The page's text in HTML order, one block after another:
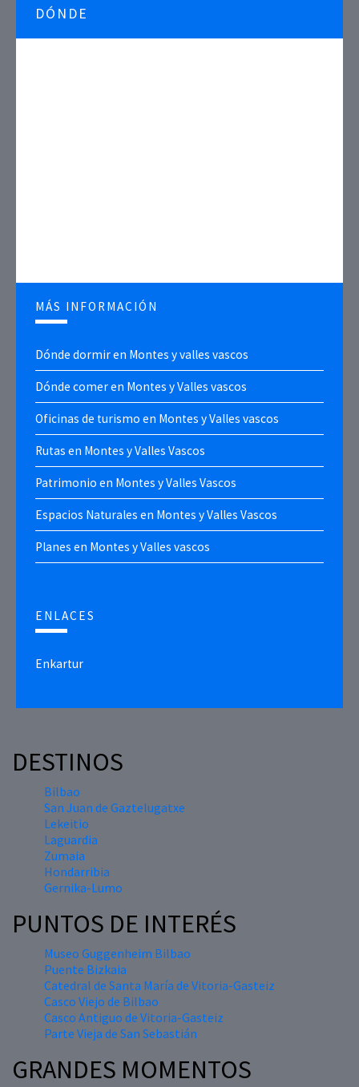
DÓNDE
MÁS INFORMACIÓN
Dónde dormir en Montes y valles vascos
Dónde comer en Montes y Valles vascos
Oficinas de turismo en Montes y Valles vascos
Rutas en Montes y Valles Vascos
Patrimonio en Montes y Valles Vascos
Espacios Naturales en Montes y Valles Vascos
Planes en Montes y Valles vascos
ENLACES
Enkartur
DESTINOS
Bilbao
San Juan de Gaztelugatxe
Lekeitio
Laguardia
Zumaia
Hondarribia
Gernika-Lumo
PUNTOS DE INTERÉS
Museo Guggenheim Bilbao
Puente Bizkaia
Catedral de Santa María de Vitoria-Gasteiz
Casco Viejo de Bilbao
Casco Antiguo de Vitoria-Gasteiz
Parte Vieja de San Sebastián
GRANDES MOMENTOS